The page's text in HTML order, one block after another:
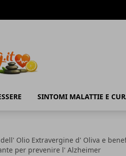
SINTOMI MALATTIE E
Olio Extravergine d' Oliva e
per prevenire l' Alzheimer